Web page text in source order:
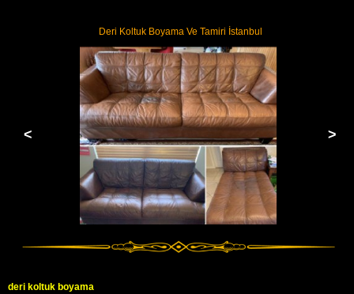
Deri Koltuk Boyama Ve Tamiri İstanbul
deri koltuk boyama